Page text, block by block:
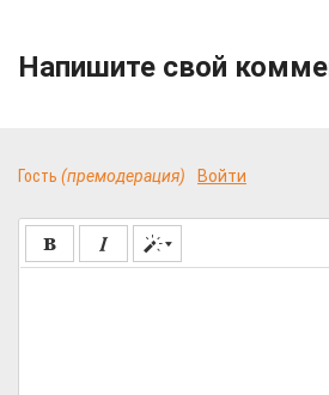
Напишите свой
Гость (премодерация) Войти